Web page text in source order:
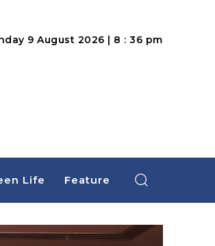
9 August 2026 | 8 : 36 pm
Life Feature